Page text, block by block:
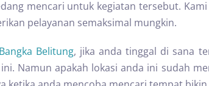
mencari untuk kegiatan tersebut.
pelayanan semaksimal mungkin.
Belitung, jika anda tinggal di sana
Namun apakah lokasi anda ini sudah